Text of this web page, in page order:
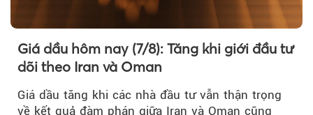
Giá dầu hôm nay (7/8): Tăng khi giới đầu tư
dõi theo Iran và Oman
Giá dầu tăng khi các nhà đầu tư vẫn thận trọng
về kết quả đàm phán giữa Iran và Oman cũng